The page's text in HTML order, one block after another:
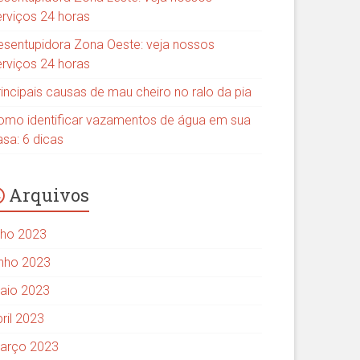
24 horas
Zona Oeste: veja nossos
24 horas
causas de mau cheiro no ralo da pia
identificar vazamentos de água em sua
6 dicas
Arquivos
2023
2023
2023
2023
2023